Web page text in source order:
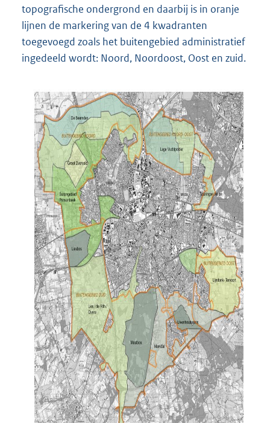
topografische ondergrond en daarbij is in oranje
lijnen de markering van de 4 kwadranten
toegevoegd zoals het buitengebied administratief
ingedeeld wordt: Noord, Noordoost, Oost en zuid.